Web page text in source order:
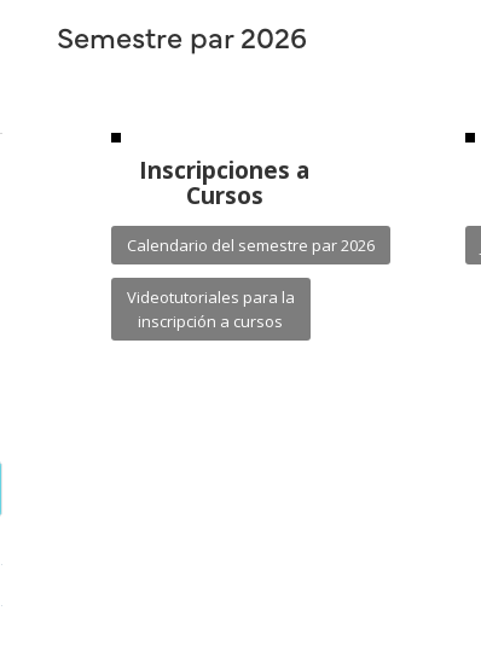
Semestre par 2026
Inscripciones a
Cursos
Calendario del semestre par 2026
Videotutoriales para la
inscripción a cursos